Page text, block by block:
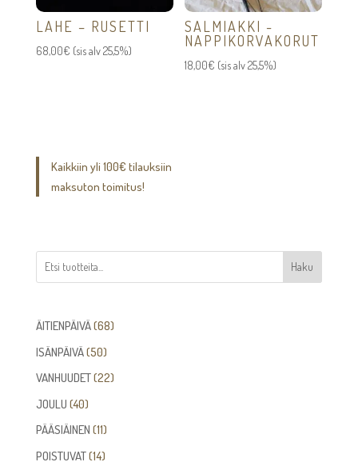
LAHE – RUSETTI
68,00€ (sis alv 25,5%)
SALMIAKKI -
NAPPIKORVAKORUT
18,00€ (sis alv 25,5%)
Kaikkiin yli 100€ tilauksiin
maksuton toimitus!
Haku
ÄITIENPÄIVÄ 6868
ISÄNPÄIVÄ 5050
tuotetta
VANHUUDET 2222
JOULU 4040
tuotetta
PÄÄSIÄINEN 1111
tuotetta
POISTUVAT 1414